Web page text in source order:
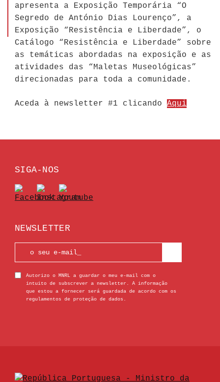
apresenta a Exposição Temporária “O
Segredo de António Dias Lourenço”, a
Exposição “Resistência e Liberdade”, o
Catálogo “Resistência e Liberdade” sobre
as temáticas abordadas na exposição e as
atividades das “Maletas Museológicas”
direcionadas para toda a comunidade.
Aceda à newsletter #1 clicando Aqui
SIGA-NOS
NEWSLETTER
Autorizo o MNRL a guardar o meu e-mail com o
intuito de subscrever a newsletter. A informação
que estou a fornecer será guardada de acordo com os
regulamentos de proteção de dados.